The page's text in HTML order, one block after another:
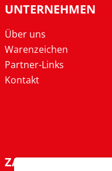
UNTERNEHMEN
Über uns
Warenzeichen
Partner-Links
Kontakt
ZAHLARTEN